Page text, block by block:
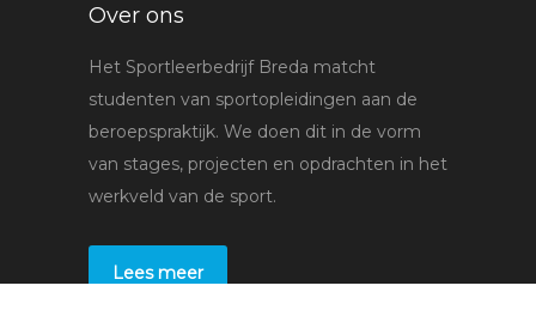
Over ons
Het Sportleerbedrijf Breda matcht
studenten van sportopleidingen aan de
beroepspraktijk. We doen dit in de vorm
van stages, projecten en opdrachten in het
werkveld van de sport.
Lees meer